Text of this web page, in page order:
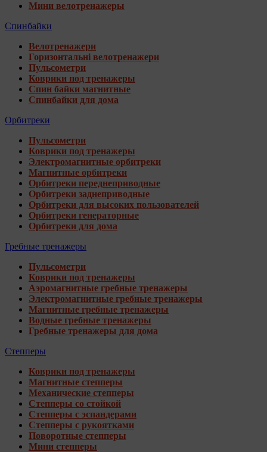
Мини велотренажеры
Спинбайки
Велотренажери
Горизонтальні велотренажери
Пульсометри
Коврики под тренажеры
Спин байки магнитные
Спинбайки для дома
Орбитреки
Пульсометри
Коврики под тренажеры
Электромагнитные орбитреки
Магнитные орбитреки
Орбитреки переднеприводные
Орбитреки заднеприводные
Орбитреки для высоких пользователей
Орбитреки генераторные
Орбитреки для дома
Гребные тренажеры
Пульсометри
Коврики под тренажеры
Аэромагнитные гребные тренажеры
Электромагнитные гребные тренажеры
Магнитные гребные тренажеры
Водные гребные тренажеры
Гребные тренажеры для дома
Степперы
Коврики под тренажеры
Магнитные степперы
Механические степперы
Степперы со стойкой
Степперы с эспандерами
Степперы с рукоятками
Поворотные степперы
Мини степперы